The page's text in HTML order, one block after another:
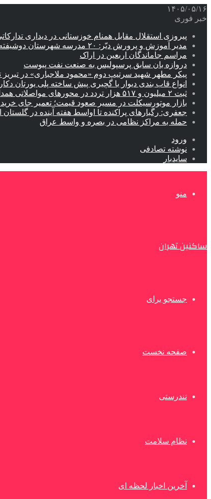
۱۴۰۵/۰۵/۱۶
خبر فوری
پیروزی استقلال مقابل همنام خوزستانی در دیداری
مدیر آموزش و پرورش دیّر: ۲۰ مدرسه شهرستان دوشیفته است
مراسم جاماندگان اربعین در اراک
دروازه بان سابق پرسپولیس به صنعت نفت پیوست
پیکر مطهر شهید سرتیپ دوم «محمود ملاجباری» در تبریز
انواع قاب بندی دیوار با گچبری پیش ساخته پلی
ثبت ۲ میلیون و ۵۱۷ هزار تردد در محورهای مواصلاتی همدان در ایام اربعین
بازار موتورسیکلت در مسیر صعود قیمت؛ تعمیر جای
جعفری: رگبارهای پراکنده تا اواسط هفته آینده در گلستان
حمله به مراکز نظامی در بصره و واسط عراق
ورود
نوشته تصادفی
سایدبار
منو
ساکنین تهران
جستجو برای
صفحه نخست
تندرستی
نظام سلامت
آخرین اخبار لحظه ای